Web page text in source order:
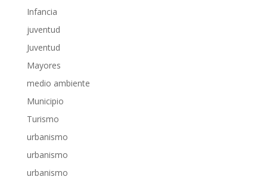
Infancia
juventud
Juventud
Mayores
medio ambiente
Municipio
Turismo
urbanismo
urbanismo
urbanismo